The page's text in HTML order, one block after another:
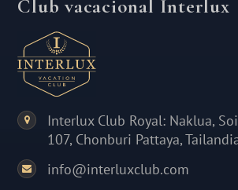
Club vacacional Interlux
Interlux Club Royal: Naklua,
107, Chonburi Pattaya,
info@interluxclub.com